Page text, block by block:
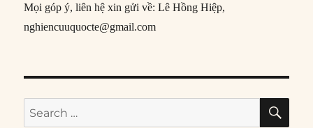
Mọi góp ý, liên hệ xin gửi về: Lê Hồng Hiệp,
nghiencuuquocte@gmail.com
Search